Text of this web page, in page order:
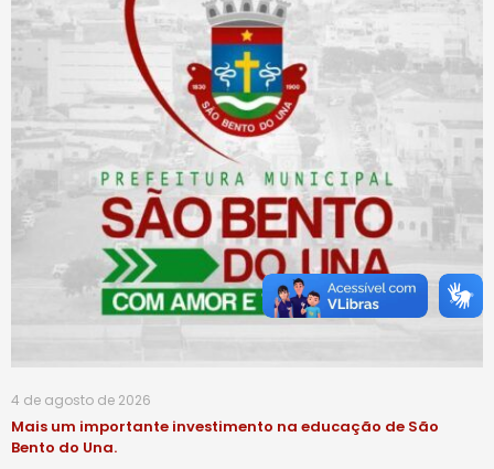
4 de agosto de 2026
Mais um importante investimento na educação de São
Bento do Una.